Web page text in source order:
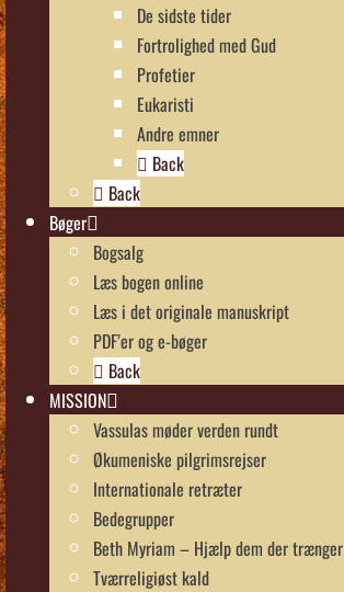
De sidste tider
Fortrolighed med Gud
Profetier
Eukaristi
Andre emner
Back
Back
Bøger
Bogsalg
Læs bogen online
Læs i det originale manuskript
PDF’er og e-bøger
Back
MISSION
Vassulas møder verden rundt
Økumeniske pilgrimsrejser
Internationale retræter
Bedegrupper
Beth Myriam – Hjælp dem der trænger
Tværreligiøst kald